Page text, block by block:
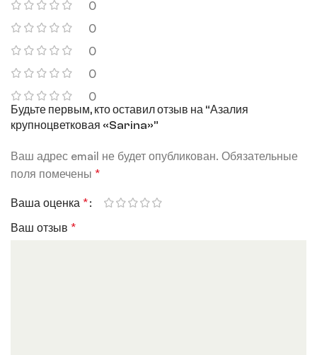
0
0
0
0
0
Будьте первым, кто оставил отзыв на “Азалия
крупноцветковая «Sarina»”
Ваш адрес email не будет опубликован. Обязательные
поля помечены*
Ваша оценка*
Ваш отзыв*